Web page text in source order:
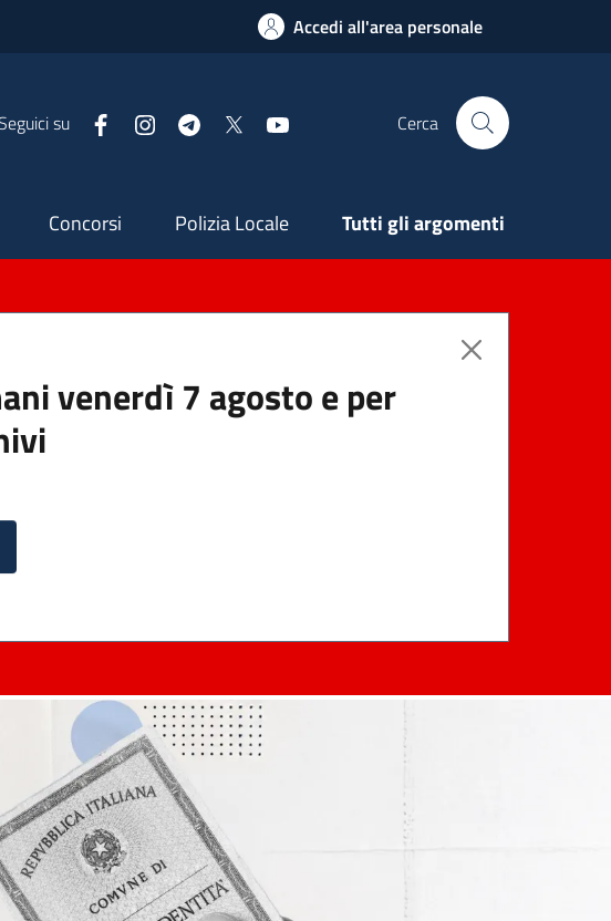
Accedi all'area personale
su FacebookInstagramTelegram Cerca
Secondaria
Concorsi Polizia Locale Tutti gli argomenti
venerdì 7 agosto e per